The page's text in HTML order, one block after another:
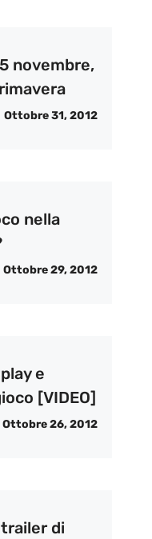
novembre,
Ottobre 31, 2012
nella
Ottobre 29, 2012
e
[VIDEO]
Ottobre 26, 2012
trailer di